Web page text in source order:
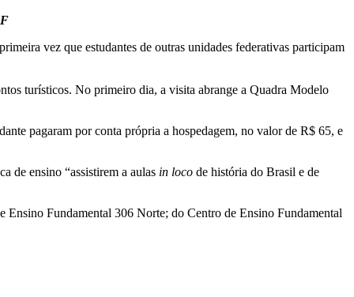
vez que estudantes de outras unidades federativas participam
turísticos. No primeiro dia, a visita abrange a Quadra Modelo
pagaram por conta própria a hospedagem, no valor de R$ 65, e
de ensino “assistirem a aulas in loco de história do Brasil e de
Ensino Fundamental 306 Norte; do Centro de Ensino Fundamental